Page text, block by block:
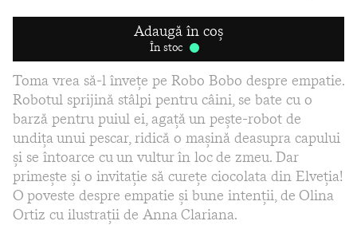
Adaugă în coș
În stoc
Toma vrea să-l învețe pe Robo Bobo despre empatie.
Robotul sprijină stâlpi pentru câini, se bate cu o
barză pentru puiul ei, agață un pește-robot de
undița unui pescar, ridică o mașină deasupra capului
și se întoarce cu un vultur în loc de zmeu. Dar
primește și o invitație să curețe ciocolata din Elveția!
O poveste despre empatie și bune intenții, de Olina
Ortiz cu ilustrații de Anna Clariana.